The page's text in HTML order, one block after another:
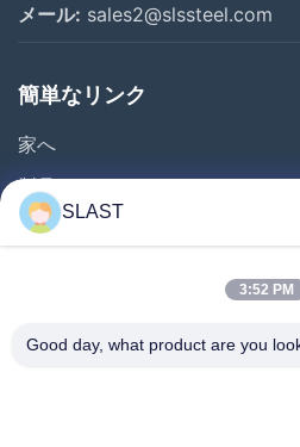
メール: sales2@slssteel.com
簡単なリンク
家へ
製品
ビデオ
品質管理
SLAST
3:52 PM
Good day, what product are you